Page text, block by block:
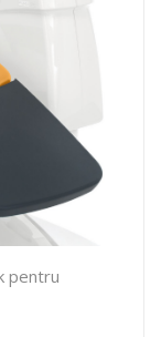
pentru